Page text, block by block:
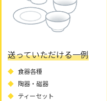
送っていただける一例
食器各種
陶器・磁器
ティーセット